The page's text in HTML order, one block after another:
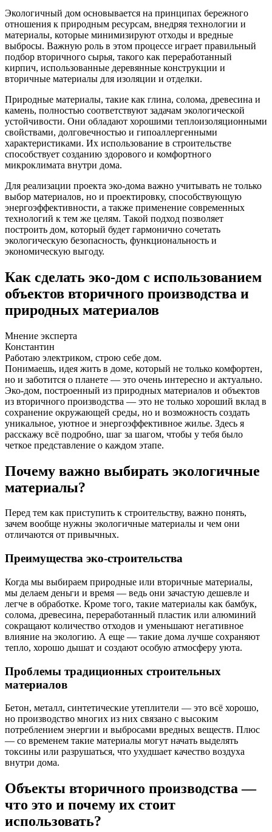
Экологичный дом основывается на принципах бережного
отношения к природным ресурсам, внедряя технологии и
материалы, которые минимизируют отходы и вредные
выбросы. Важную роль в этом процессе играет правильный
подбор вторичного сырья, такого как переработанный
кирпич, использованные деревянные конструкции и
вторичные материалы для изоляции и отделки.
Природные материалы, такие как глина, солома, древесина и
камень, полностью соответствуют задачам экологической
устойчивости. Они обладают хорошими теплоизоляционными
свойствами, долговечностью и гипоаллергенными
характеристиками. Их использование в строительстве
способствует созданию здорового и комфортного
микроклимата внутри дома.
Для реализации проекта эко-дома важно учитывать не только
выбор материалов, но и проектировку, способствующую
энергоэффективности, а также применение современных
технологий к тем же целям. Такой подход позволяет
построить дом, который будет гармонично сочетать
экологическую безопасность, функциональность и
экономическую выгоду.
Как сделать эко-дом с использованием
объектов вторичного производства и
природных материалов
Мнение эксперта
Константин
Работаю электриком, строю себе дом.
Понимаешь, идея жить в доме, который не только комфортен,
но и заботится о планете — это очень интересно и актуально.
Эко-дом, построенный из природных материалов и объектов
из вторичного производства — это не только хороший вклад в
сохранение окружающей среды, но и возможность создать
уникальное, уютное и энергоэффективное жилье. Здесь я
расскажу всё подробно, шаг за шагом, чтобы у тебя было
четкое представление о каждом этапе.
Почему важно выбирать экологичные
материалы?
Перед тем как приступить к строительству, важно понять,
зачем вообще нужны экологичные материалы и чем они
отличаются от привычных.
Преимущества эко-строительства
Когда мы выбираем природные или вторичные материалы,
мы делаем деньги и время — ведь они зачастую дешевле и
легче в обработке. Кроме того, такие материалы как бамбук,
солома, древесина, переработанный пластик или алюминий
сокращают количество отходов и уменьшают негативное
влияние на экологию. А еще — такие дома лучше сохраняют
тепло, хорошо дышат и создают особую атмосферу уюта.
Проблемы традиционных строительных
материалов
Бетон, металл, синтетические утеплители — это всё хорошо,
но производство многих из них связано с высоким
потреблением энергии и выбросами вредных веществ. Плюс
— со временем такие материалы могут начать выделять
токсины или разрушаться, что ухудшает качество воздуха
внутри дома.
Объекты вторичного производства —
что это и почему их стоит
использовать?